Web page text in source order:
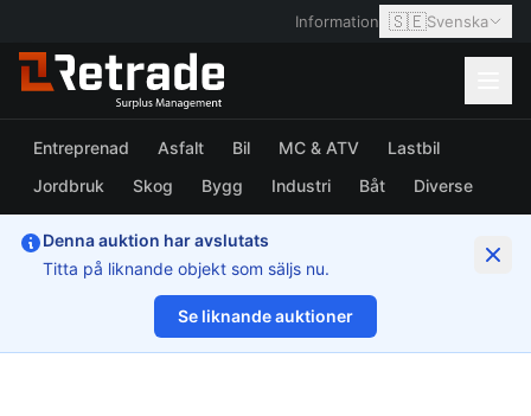
Information 🇸🇪Svenska
Entreprenad Asfalt Bil MC & ATV
Lastbil
Jordbruk
Skog Bygg Industri Båt Diverse
Denna auktion har avslutats
Titta på liknande objekt som säljs nu.
Se liknande auktioner
1/7